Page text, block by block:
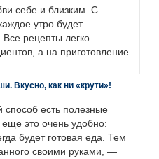
себе и близким. С
утро будет
Все рецепты легко
а на приготовление
Вкусно, как ни «крути»!
есть полезные
это очень удобно:
будет готовая еда. Тем
своими руками, —